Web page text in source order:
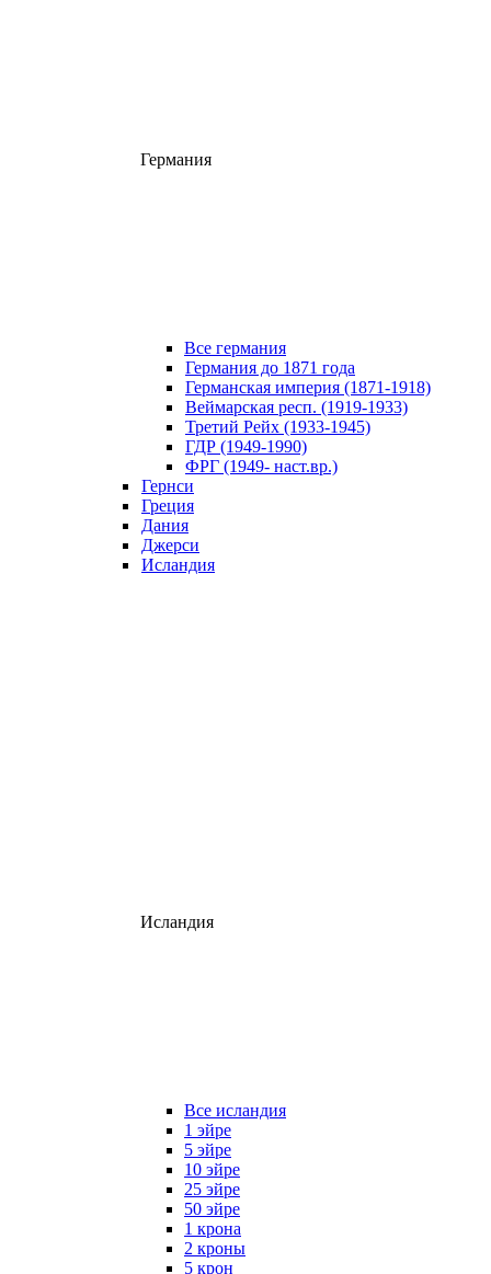
Германия
Все германия
Германия до 1871 года
Германская империя (1871-1918)
Веймарская респ. (1919-1933)
Третий Рейх (1933-1945)
ГДР (1949-1990)
ФРГ (1949- наст.вр.)
Гернси
Греция
Дания
Джерси
Исландия
Исландия
Все исландия
1 эйре
5 эйре
10 эйре
25 эйре
50 эйре
1 крона
2 кроны
5 крон